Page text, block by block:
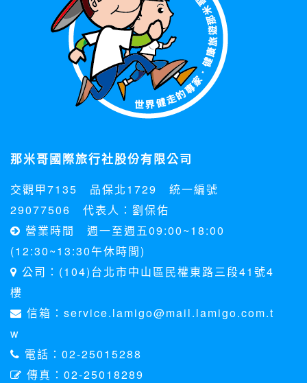
那米哥國際旅行社股份有限公司
交觀甲7135 品保北1729 統一編號
29077506 代表人：劉保佑
營業時間 週一至週五09:00~18:00
(12:30~13:30午休時間)
公司：(104)台北市中山區民權東路三段41號4
樓
信箱：service.lamigo@mail.lamigo.com.t
w
電話：02-25015288
傳真：02-25018289